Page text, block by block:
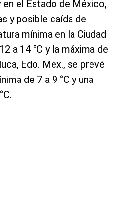
en el Estado de México,
y posible caída de
mínima en la Ciudad
a 14 °C y la máxima de
Edo. Méx., se prevé
de 7 a 9 °C y una